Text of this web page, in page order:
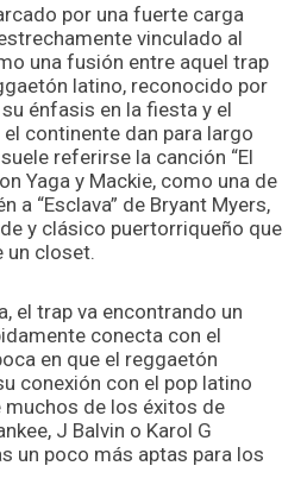
por una fuerte carga
vinculado al
una fusión entre aquel trap
latino, reconocido por
énfasis en la fiesta y el
continente dan para largo
referirse la canción “El
Yaga y Mackie, como una de
a “Esclava” de Bryant Myers,
y clásico puertorriqueño que
un closet.
el trap va encontrando un
conecta con el
en que el reggaetón
conexión con el pop latino
de los éxitos de
J Balvin o Karol G
un poco más aptas para los